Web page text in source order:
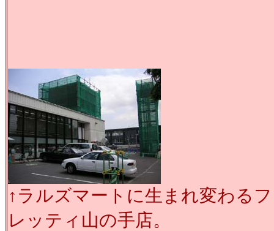
↑ラルズマートに生まれ変わるフ
レッティ山の手店。